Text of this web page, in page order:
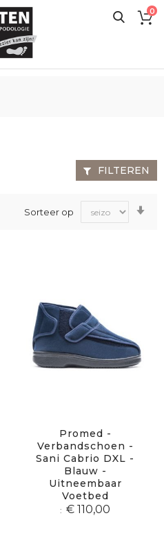
0
Sorteer op
Promed -
Verbandschoen -
Sani Cabrio DXL -
Blauw -
Uitneembaar
Voetbed
€ 110,00
FILTEREN